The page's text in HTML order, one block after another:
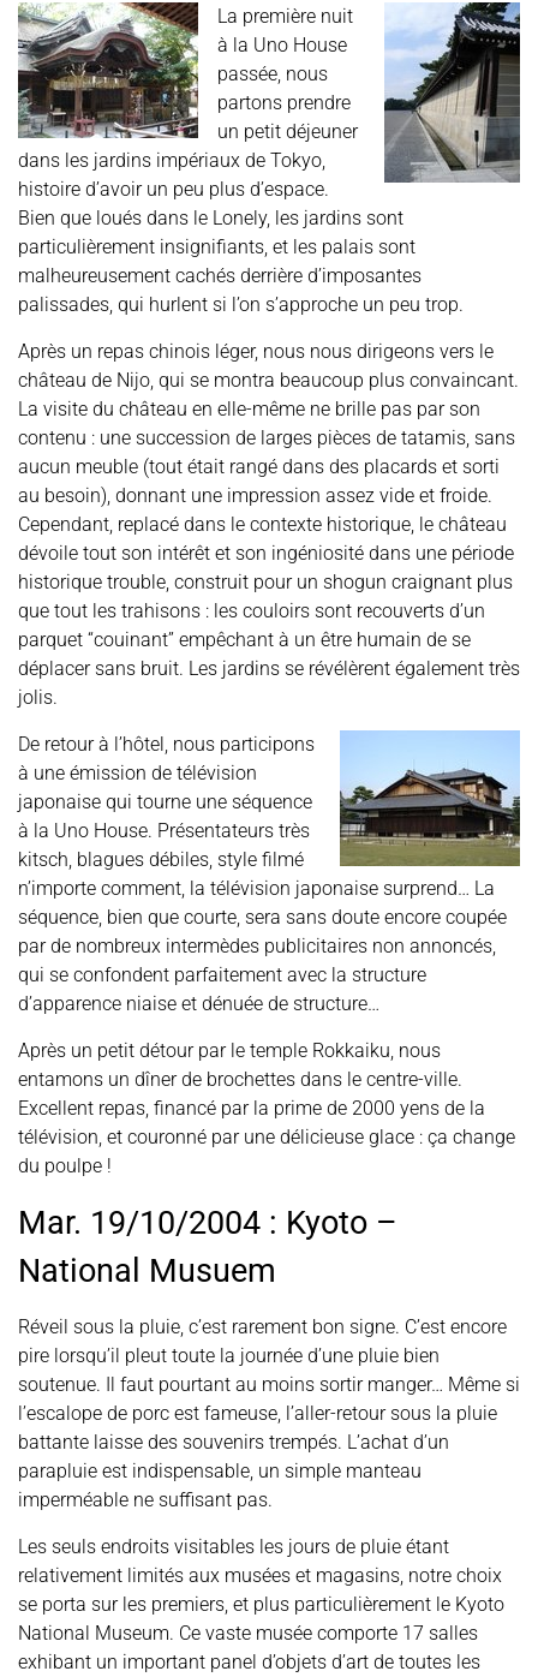
La première nuit
à la Uno House
passée, nous
partons prendre
un petit déjeuner
dans les jardins impériaux de Tokyo,
histoire d’avoir un peu plus d’espace.
Bien que loués dans le Lonely, les jardins sont
particulièrement insignifiants, et les palais sont
malheureusement cachés derrière d’imposantes
palissades, qui hurlent si l’on s’approche un peu trop.
Après un repas chinois léger, nous nous dirigeons vers le
château de Nijo, qui se montra beaucoup plus convaincant.
La visite du château en elle-même ne brille pas par son
contenu : une succession de larges pièces de tatamis, sans
aucun meuble (tout était rangé dans des placards et sorti
au besoin), donnant une impression assez vide et froide.
Cependant, replacé dans le contexte historique, le château
dévoile tout son intérêt et son ingéniosité dans une période
historique trouble, construit pour un shogun craignant plus
que tout les trahisons : les couloirs sont recouverts d’un
parquet “couinant” empêchant à un être humain de se
déplacer sans bruit. Les jardins se révélèrent également très
jolis.
De retour à l’hôtel, nous participons
à une émission de télévision
japonaise qui tourne une séquence
à la Uno House. Présentateurs très
kitsch, blagues débiles, style filmé
n’importe comment, la télévision japonaise surprend… La
séquence, bien que courte, sera sans doute encore coupée
par de nombreux intermèdes publicitaires non annoncés,
qui se confondent parfaitement avec la structure
d’apparence niaise et dénuée de structure…
Après un petit détour par le temple Rokkaiku, nous
entamons un dîner de brochettes dans le centre-ville.
Excellent repas, financé par la prime de 2000 yens de la
télévision, et couronné par une délicieuse glace : ça change
du poulpe !
Mar. 19/10/2004 : Kyoto –
National Musuem
Réveil sous la pluie, c’est rarement bon signe. C’est encore
pire lorsqu’il pleut toute la journée d’une pluie bien
soutenue. Il faut pourtant au moins sortir manger… Même si
l’escalope de porc est fameuse, l’aller-retour sous la pluie
battante laisse des souvenirs trempés. L’achat d’un
parapluie est indispensable, un simple manteau
imperméable ne suffisant pas.
Les seuls endroits visitables les jours de pluie étant
relativement limités aux musées et magasins, notre choix
se porta sur les premiers, et plus particulièrement le Kyoto
National Museum. Ce vaste musée comporte 17 salles
exhibant un important panel d’objets d’art de toutes les